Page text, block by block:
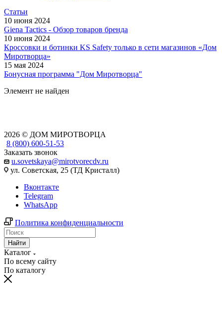
Статьи
10 июня 2024
Giena Tactics - Обзор товаров бренда
10 июня 2024
Кроссовки и ботинки KS Safety только в сети магазинов «Дом
Миротворца»
15 мая 2024
Бонусная программа "Дом Миротворца"
Элемент не найден
2026 © ДОМ МИРОТВОРЦА
8 (800) 600-51-53
Заказать звонок
u.sovetskaya@mirotvorecdv.ru
ул. Советская, 25 (ТД Кристалл)
Вконтакте
Telegram
WhatsApp
Политика конфиденциальности
Найти
Каталог
По всему сайту
По каталогу